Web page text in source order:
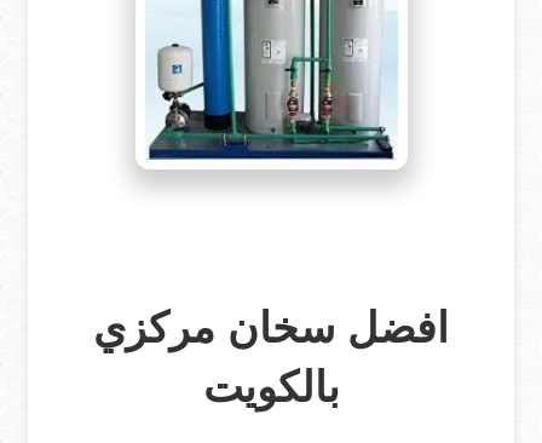
افضل سخان مركزي
بالكويت